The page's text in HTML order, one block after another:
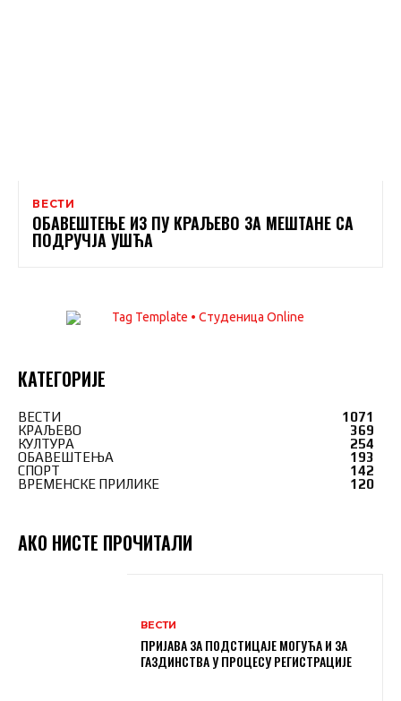
ВЕСТИ
ОБАВЕШТЕЊЕ ИЗ ПУ КРАЉЕВО ЗА МЕШТАНЕ СА
ПОДРУЧЈА УШЋА
КАТЕГОРИЈЕ
ВЕСТИ
1071
КРАЉЕВО
369
КУЛТУРА
254
ОБАВЕШТЕЊА
193
СПОРТ
142
ВРЕМЕНСКЕ ПРИЛИКЕ
120
АКО НИСТЕ ПРОЧИТАЛИ
ВЕСТИ
ПРИЈАВА ЗА ПОДСТИЦАЈЕ МОГУЋА И ЗА
ГАЗДИНСТВА У ПРОЦЕСУ РЕГИСТРАЦИЈЕ